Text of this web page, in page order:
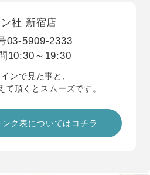
社 新宿店
03-5909-2333
10:30～19:30
ンで見た事と、
て頂くとスムーズです。
ク表についてはコチラ